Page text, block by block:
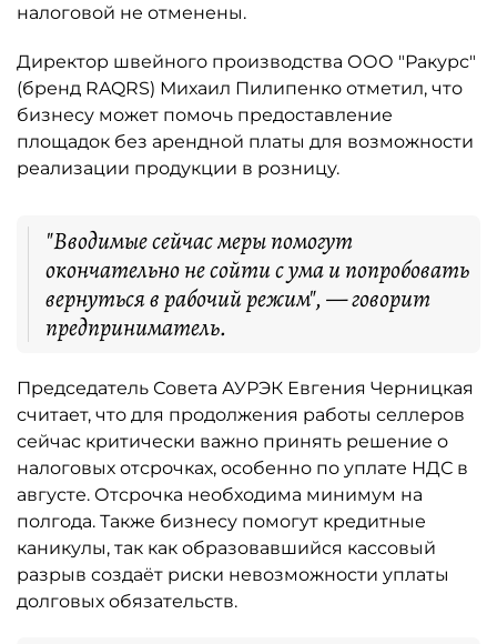
налоговой не отменены.
Директор швейного производства ООО "Ракурс"
(бренд RAQRS) Михаил Пилипенко отметил, что
бизнесу может помочь предоставление
площадок без арендной платы для возможности
реализации продукции в розницу.
"Вводимые сейчас меры помогут
окончательно не сойти с ума и попробовать
вернуться в рабочий режим", — говорит
предприниматель.
Председатель Совета АУРЭК Евгения Черницкая
считает, что для продолжения работы селлеров
сейчас критически важно принять решение о
налоговых отсрочках, особенно по уплате НДС в
августе. Отсрочка необходима минимум на
полгода. Также бизнесу помогут кредитные
каникулы, так как образовавшийся кассовый
разрыв создаёт риски невозможности уплаты
долговых обязательств.